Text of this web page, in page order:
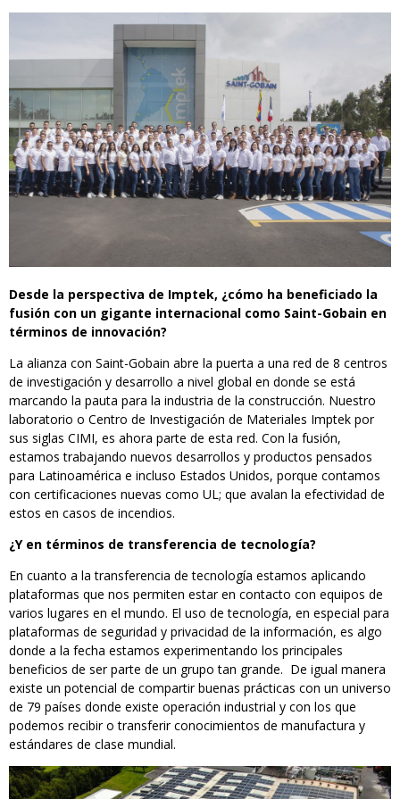
Desde la perspectiva de Imptek, ¿cómo ha beneficiado la
fusión con un gigante internacional como Saint-Gobain en
términos de innovación?
La alianza con Saint-Gobain abre la puerta a una red de 8 centros
de investigación y desarrollo a nivel global en donde se está
marcando la pauta para la industria de la construcción. Nuestro
laboratorio o Centro de Investigación de Materiales Imptek por
sus siglas CIMI, es ahora parte de esta red. Con la fusión,
estamos trabajando nuevos desarrollos y productos pensados
para Latinoamérica e incluso Estados Unidos, porque contamos
con certificaciones nuevas como UL; que avalan la efectividad de
estos en casos de incendios.
¿Y en términos de transferencia de tecnología?
En cuanto a la transferencia de tecnología estamos aplicando
plataformas que nos permiten estar en contacto con equipos de
varios lugares en el mundo. El uso de tecnología, en especial para
plataformas de seguridad y privacidad de la información, es algo
donde a la fecha estamos experimentando los principales
beneficios de ser parte de un grupo tan grande. De igual manera
existe un potencial de compartir buenas prácticas con un universo
de 79 países donde existe operación industrial y con los que
podemos recibir o transferir conocimientos de manufactura y
estándares de clase mundial.